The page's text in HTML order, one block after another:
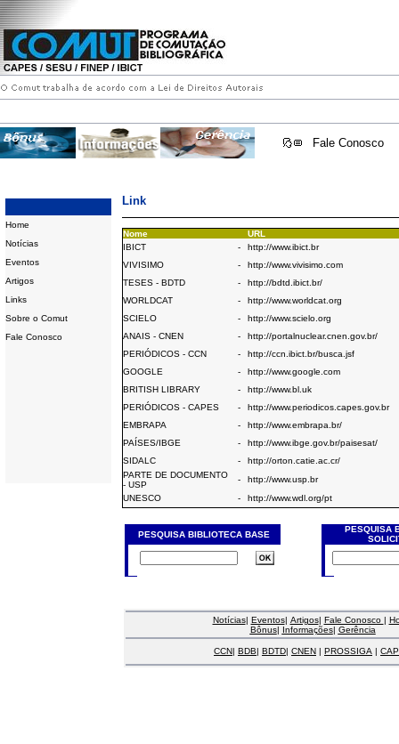
Fale Conosco
Home
Notícias
Eventos
Artigos
Links
Sobre o Comut
Fale Conosco
Link
Nome
URL
IBICT
-
http://www.ibict.br
VIVISIMO
-
http://www.vivisimo.com
TESES - BDTD
-
http://bdtd.ibict.br/
WORLDCAT
-
http://www.worldcat.org
SCIELO
-
http://www.scielo.org
ANAIS - CNEN
-
http://portalnuclear.cnen.gov.br/
PERIÓDICOS - CCN
-
http://ccn.ibict.br/busca.jsf
GOOGLE
-
http://www.google.com
BRITISH LIBRARY
-
http://www.bl.uk
PERIÓDICOS - CAPES
-
http://www.periodicos.capes.gov.br
EMBRAPA
-
http://www.embrapa.br/
PAÍSES/IBGE
-
http://www.ibge.gov.br/paisesat/
SIDALC
-
http://orton.catie.ac.cr/
PARTE DE DOCUMENTO
- USP
-
http://www.usp.br
UNESCO
- http://www.wdl.org/pt
PESQUISA BIBLIOTECA BASE
PESQUISA
Notícias| Eventos| Artigos| Fale Conosco |
Bônus| Informações| Gerência
CCN| BDB| BDTD| CNEN | PROSSIGA |